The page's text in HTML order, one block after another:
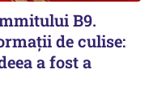
B9.
de culise:
a fost a